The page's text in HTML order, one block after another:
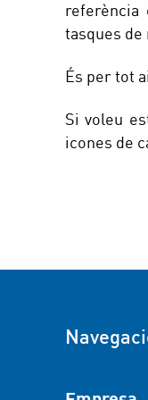
referència
tasques
És per tot
Si voleu
icones de